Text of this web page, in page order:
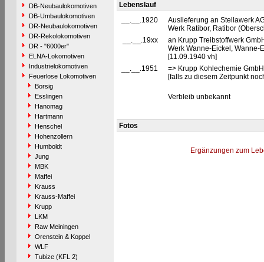
DB-Neubaulokomotiven
DB-Umbaulokomotiven
DR-Neubaulokomotiven
DR-Rekolokomotiven
DR - "6000er"
ELNA-Lokomotiven
Industrielokomotiven
Feuerlose Lokomotiven
Borsig
Esslingen
Hanomag
Hartmann
Henschel
Hohenzollern
Humboldt
Jung
MBK
Maffei
Krauss
Krauss-Maffei
Krupp
LKM
Raw Meiningen
Orenstein & Koppel
WLF
Tubize (KFL 2)
Lebenslauf
__.__.1920
Auslieferung an Stellawerk
Werk Ratibor, Ratibor
__.__.19xx
an Krupp Treibstoffwerk
Werk Wanne-Eickel,
[11.09.1940 vh]
__.__.1951
=> Krupp Kohlechemie
[falls zu diesem Zeitpunkt
Verbleib unbekannt
Fotos
Ergänzungen zum